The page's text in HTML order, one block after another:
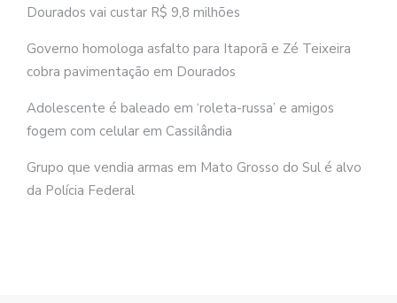
Dourados vai custar R$ 9,8 milhões
Governo homologa asfalto para Itaporã e Zé Teixeira
cobra pavimentação em Dourados
Adolescente é baleado em ‘roleta-russa’ e amigos
fogem com celular em Cassilândia
Grupo que vendia armas em Mato Grosso do Sul é alvo
da Polícia Federal